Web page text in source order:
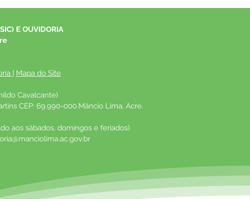
E OUVIDORIA
| Mapa do Site
Cavalcante)
CEP: 69.990-000.Mâncio Lima, Acre,
aos sábados, domingos e feriados)